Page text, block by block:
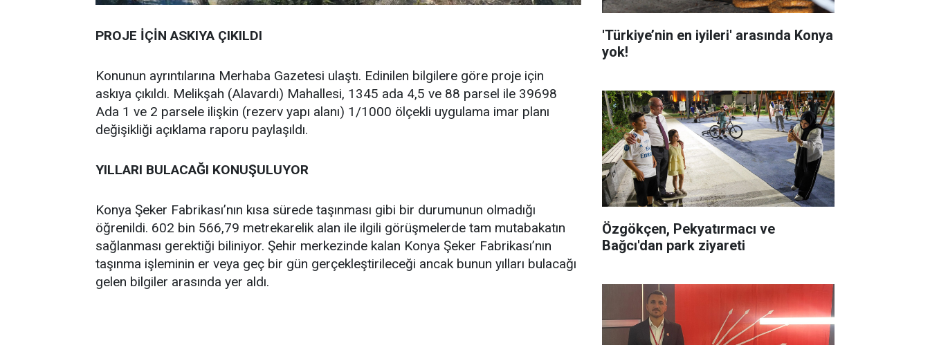
PROJE İÇİN ASKIYA ÇIKILDI
Konunun ayrıntılarına Merhaba Gazetesi ulaştı. Edinilen bilgilere göre proje için
askıya çıkıldı. Melikşah (Alavardı) Mahallesi, 1345 ada 4,5 ve 88 parsel ile 39698
Ada 1 ve 2 parsele ilişkin (rezerv yapı alanı) 1/1000 ölçekli uygulama imar planı
değişikliği açıklama raporu paylaşıldı.
YILLARI BULACAĞI KONUŞULUYOR
Konya Şeker Fabrikası’nın kısa sürede taşınması gibi bir durumunun olmadığı
öğrenildi. 602 bin 566,79 metrekarelik alan ile ilgili görüşmelerde tam mutabakatın
sağlanması gerektiği biliniyor. Şehir merkezinde kalan Konya Şeker Fabrikası’nın
taşınma işleminin er veya geç bir gün gerçekleştirileceği ancak bunun yılları bulacağı
gelen bilgiler arasında yer aldı.
'Türkiye’nin en iyileri' arasında Konya
yok!
Özgökçen, Pekyatırmacı ve
Bağcı'dan park ziyareti